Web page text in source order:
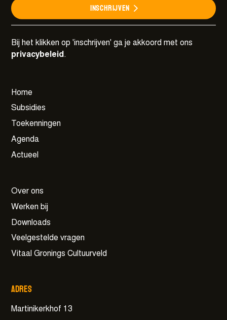
Inschrijven
Bij het klikken op 'inschrijven' ga je akkoord met ons
privacybeleid .
Home
Subsidies
Toekenningen
Agenda
Actueel
Over ons
Werken bij
Downloads
Veelgestelde vragen
Vitaal Gronings Cultuurveld
Adres
Martinikerkhof 13